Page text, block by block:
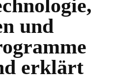
und
erklärt